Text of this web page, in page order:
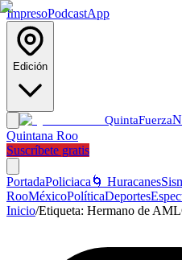
ImpresoPodcastApp
Edición
QuintaFuerza
Quintana Roo
Suscríbete gratis
PortadaPoliciaca 🌀 Huracanes
RooMéxicoPolíticaDeportes
Inicio/Etiqueta: Hermano de